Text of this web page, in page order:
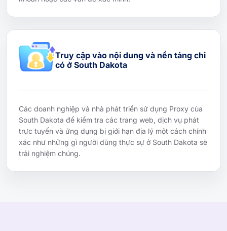
Truy cập vào nội dung và nền tảng chỉ
có ở South Dakota
Các doanh nghiệp và nhà phát triển sử dụng Proxy của
South Dakota để kiểm tra các trang web, dịch vụ phát
trực tuyến và ứng dụng bị giới hạn địa lý một cách chính
xác như những gì người dùng thực sự ở South Dakota sẽ
trải nghiệm chúng.